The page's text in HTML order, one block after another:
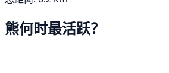
熊何时最活跃？